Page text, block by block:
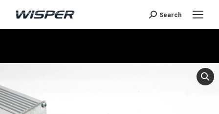
Search